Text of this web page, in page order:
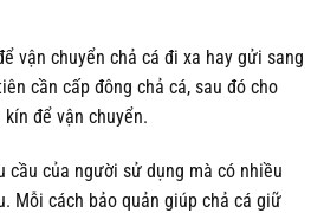
vận chuyển chả cá đi xa hay gửi sang
cần cấp đông chả cá, sau đó cho
để vận chuyển.
cầu của người sử dụng mà có nhiều
Mỗi cách bảo quản giúp chả cá giữ